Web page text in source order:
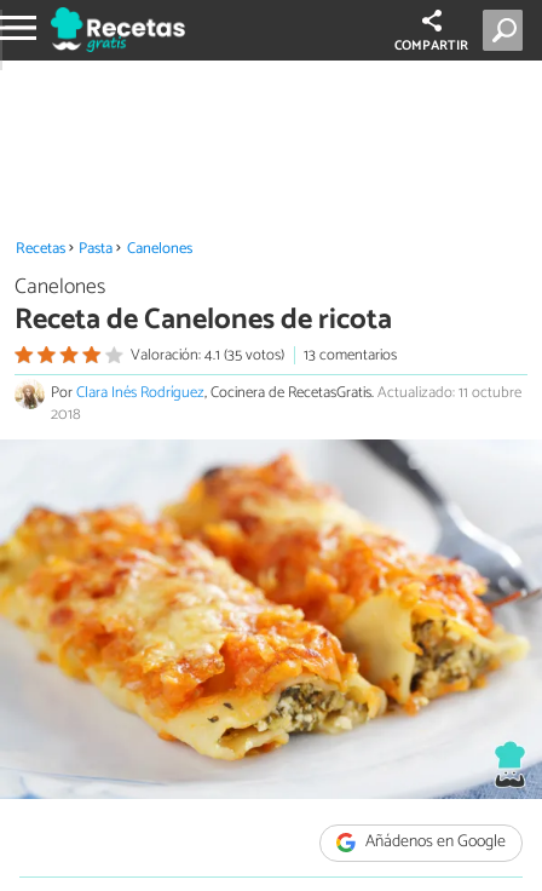
COMPARTIR
Recetas Pasta Canelones
Canelones
Receta de Canelones de ricota
Valoración: 4.1 (35 votos)
13 comentarios
PorClara Inés Rodríguez, Cocinera de RecetasGratis.Actualizado: 11 octubre
2018
Añádenos en Google